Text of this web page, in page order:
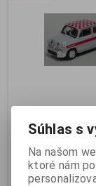
1:43 FIAT ABARTH
BERLINA 1966
Výrobca:BRUMM
Katalógové číslo:
Skladom:1 ks
Súhlas s
Na našom
ktoré nám